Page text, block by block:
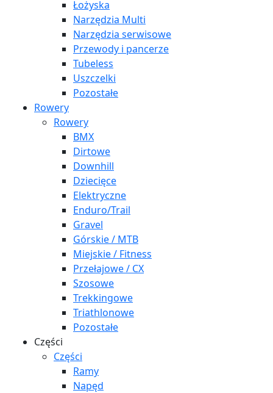
Łożyska
Narzędzia Multi
Narzędzia serwisowe
Przewody i pancerze
Tubeless
Uszczelki
Pozostałe
Rowery
Rowery
BMX
Dirtowe
Downhill
Dziecięce
Elektryczne
Enduro/Trail
Gravel
Górskie / MTB
Miejskie / Fitness
Przełajowe / CX
Szosowe
Trekkingowe
Triathlonowe
Pozostałe
Części
Części
Ramy
Napęd